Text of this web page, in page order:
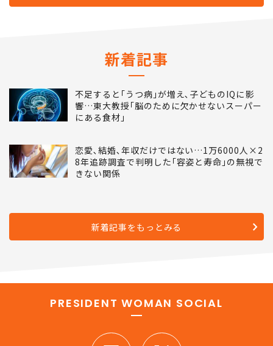
新着記事
不足すると｢うつ病｣が増え､子どものIQに影
響…東大教授｢脳のために欠かせないスーパー
にある食材｣
恋愛､結婚､年収だけではない…1万6000人×2
8年追跡調査で判明した｢容姿と寿命｣の無視で
きない関係
新着記事をもっとみる
PRESIDENT WOMAN SOCIAL